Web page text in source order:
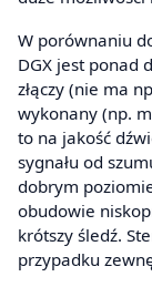
W porównaniu
DGX jest ponad
złączy (nie ma
wykonany (np.
to na jakość
sygnału od
dobrym
obudowie
krótszy śledź.
przypadku